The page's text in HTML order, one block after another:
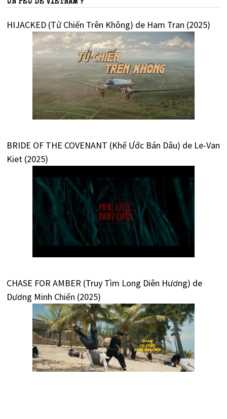
UN PEU DE VIETNAM ?
HIJACKED (Tử Chiến Trên Không) de Ham Tran (2025)
BRIDE OF THE COVENANT (Khế Ước Bán Dâu) de Le-Van
Kiet (2025)
CHASE FOR AMBER (Truy Tìm Long Diên Hương) de
Dương Minh Chiến (2025)